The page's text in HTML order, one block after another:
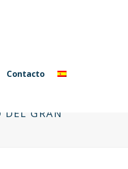
Contacto
GRAN